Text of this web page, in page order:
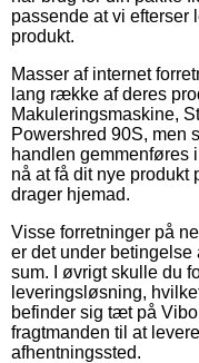
passende at vi efterser
produkt.
Masser af internet
lang række af deres
Makuleringsmaskine,
Powershred 90S, men
handlen gemmenføres
nå at få dit nye produkt
drager hjemad.
Visse forretninger på
er det under betingelse
sum. I øvrigt skulle du
leveringsløsning,
befinder sig tæt på
fragtmanden til at
afhentningssted.